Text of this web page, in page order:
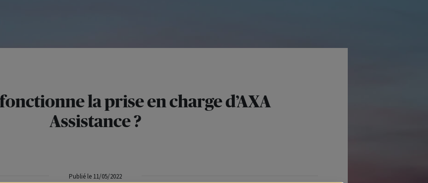
la prise en charge d’AXA
Assistance ?
Publié le 11/05/2022